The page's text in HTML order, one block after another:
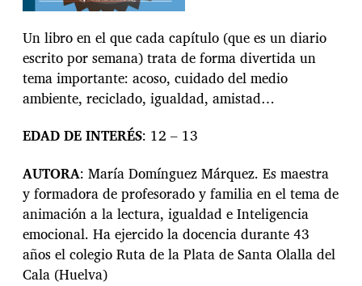
Un libro en el que cada capítulo (que es un diario
escrito por semana) trata de forma divertida un
tema importante: acoso, cuidado del medio
ambiente, reciclado, igualdad, amistad…
EDADDEINTERÉS: 12 – 13
AUTORA: María Domínguez Márquez. Es maestra
y formadora de profesorado y familia en el tema de
animación a la lectura, igualdad e Inteligencia
emocional. Ha ejercido la docencia durante 43
años el colegio Ruta de la Plata de Santa Olalla del
Cala (Huelva)